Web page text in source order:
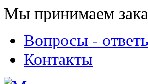
Мы принимаем
Вопросы -
Контакты